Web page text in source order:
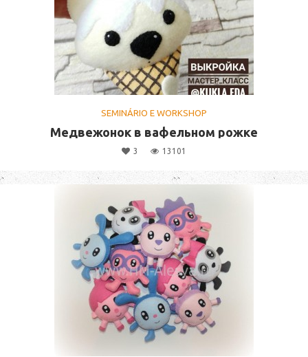
SEMINÁRIO E WORKSHOP
Медвежонок в вафельном рожке
3 13101